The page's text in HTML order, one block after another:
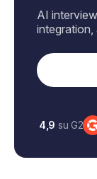
AI
integration,
4,9 su G2